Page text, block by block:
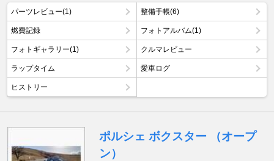
パーツレビュー(1) 整備手帳(6)
燃費記録 フォトアルバム(1)
フォトギャラリー(1) クルマレビュー
ラップタイム 愛車ログ
ヒストリー
ポルシェ ボクスター （オープ
ン）